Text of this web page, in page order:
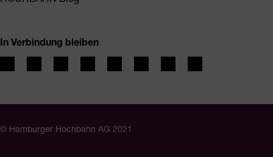
In Verbindung bleiben
© Hamburger Hochbahn AG 2021